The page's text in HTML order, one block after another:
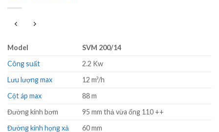
Model
SVM 200/14
Công suất
2.2 Kw
Lưu lượng max
12 m³/h
Cột áp max
88 m
Đường kính bơm
95 mm thả vừa ống 110 ++
Đường kính họng xả
60 mm